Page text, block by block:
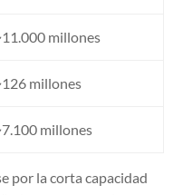
millones
millones
millones
por la corta capacidad